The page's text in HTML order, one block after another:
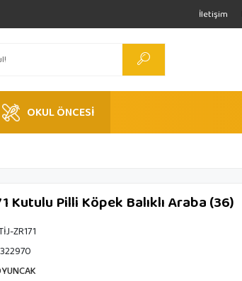
İletişim
OKUL ÖNCESİ
Kutulu Pilli Köpek Balıklı Araba (36)
ZR171